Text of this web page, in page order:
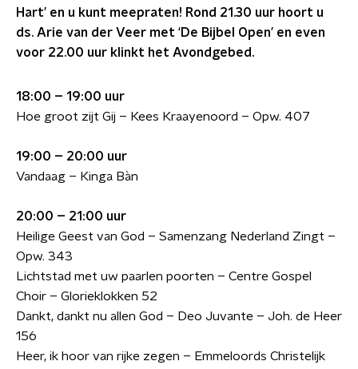
Hart’ en u kunt meepraten! Rond 21.30 uur hoort u
ds. Arie van der Veer met ‘De Bijbel Open’ en even
voor 22.00 uur klinkt het Avondgebed.
18:00 – 19:00 uur
Hoe groot zijt Gij – Kees Kraayenoord – Opw. 407
19:00 – 20:00 uur
Vandaag – Kinga Bàn
20:00 – 21:00 uur
Heilige Geest van God – Samenzang Nederland Zingt –
Opw. 343
Lichtstad met uw paarlen poorten – Centre Gospel
Choir – Glorieklokken 52
Dankt, dankt nu allen God – Deo Juvante – Joh. de Heer
156
Heer, ik hoor van rijke zegen – Emmeloords Christelijk